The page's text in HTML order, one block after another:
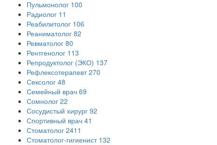
Пульмонолог 100
Радиолог 11
Реабилитолог 106
Реаниматолог 82
Ревматолог 80
Рентгенолог 113
Репродуктолог (ЭКО) 137
Рефлексотерапевт 270
Сексолог 48
Семейный врач 69
Сомнолог 22
Сосудистый хирург 92
Спортивный врач 41
Стоматолог 2411
Стоматолог-гигиенист 132